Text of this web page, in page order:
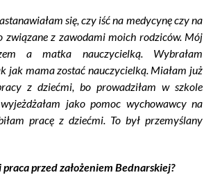
się, czy iść na medycynę czy na
związane z zawodami moich rodziców. Mój
a matka nauczycielką. Wybrałam
jak mama zostać nauczycielką. Miałam już
z dziećmi, bo prowadziłam w szkole
jako pomoc wychowawcy na
pracę z dziećmi. To był przemyślany
praca przed założeniem Bednarskiej?